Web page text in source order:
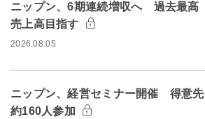
ニップン、6期連続増収へ 過去最高
売上高目指す
2026.08.05
ニップン、経営セミナー開催 得意先
約160人参加